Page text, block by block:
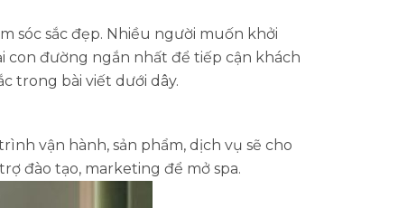
sóc sắc đẹp. Nhiều người muốn khởi
con đường ngắn nhất để tiếp cận khách
trong bài viết dưới dây.
vận hành, sản phẩm, dịch vụ sẽ cho
đào tạo, marketing để mở spa.